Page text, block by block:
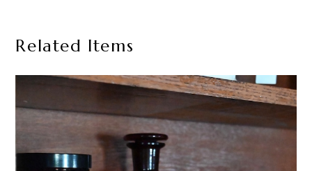
Related Items